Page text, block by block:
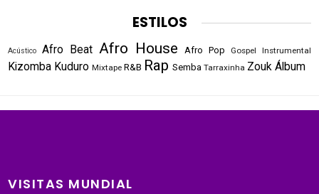
ESTILOS
Acústico Afro Beat Afro House Afro Pop Gospel Instrumental
Kizomba Kuduro Mixtape R&B Rap Semba Tarraxinha Zouk Álbum
VISITAS MUNDIAL